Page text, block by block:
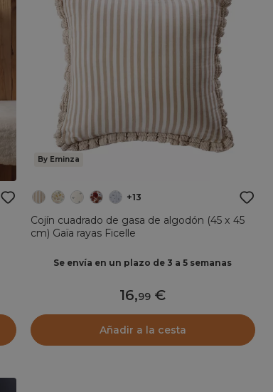
By Eminza
+13
Cojín cuadrado de gasa de algodón (45 x 45
cm) Gaïa rayas Ficelle
Se envía en un plazo de 3 a 5 semanas
16,99
Añadir a la cesta